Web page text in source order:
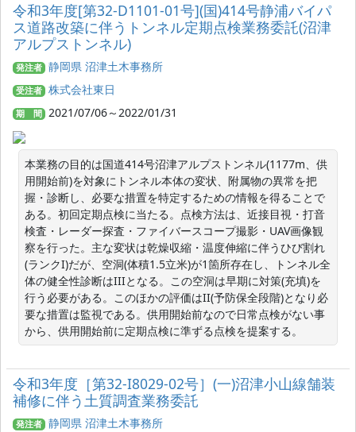
令和3年度[第32-D1101-01号](国)414号静浦バイパ
ス道路改築に伴うトンネル定期点検業務委託(沼津
アルプストンネル)
発注者 静岡県 沼津土木事務所
受注者 株式会社東日
期 間 2021/07/06～2022/01/31
本業務の目的は国道414号沼津アルプストンネル(1177m、供
用開始前)を対象にトンネル本体の変状、附属物の異常を把
握・診断し、必要な措置を特定するための情報を得ることで
ある。初回定期点検に当たる。点検方法は、近接目視・打音
検査・レーダー探査・ファイバースコープ撮影・UAV画像観
察を行った。主な変状は乾燥収縮・温度伸縮に伴うひび割れ
(ランクI)だが、空洞(体積1.5立米)が1箇所存在し、トンネル全
体の健全性診断はIIIとなる。この空洞は早期に対策(充填)を
行う必要がある。このほかの評価はII(予防保全段階)となり必
要な措置は監視である。供用開始前なので日常点検がない事
から、供用開始前に定期点検に準ずる点検を提案する。
令和3年度［第32-I8029-02号］(一)沼津小山線舗装
補修に伴う土質調査業務委託
発注者 静岡県 沼津土木事務所